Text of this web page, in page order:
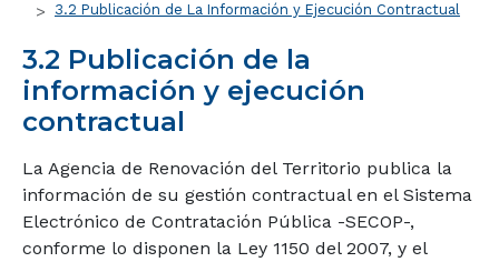
3.2 Publicación de La Información y Ejecución Contractual
3.2 Publicación de la
información y ejecución
contractual
La Agencia de Renovación del Territorio publica la
información de su gestión contractual en el Sistema
Electrónico de Contratación Pública -SECOP-,
conforme lo disponen la Ley 1150 del 2007, y el